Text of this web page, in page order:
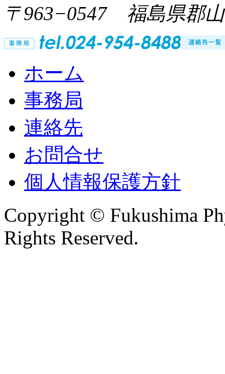
〒963−0547 福島県郡
ホーム
事務局
連絡先
お問合せ
個人情報保護方針
Copyright © Fukushima
Rights Reserved.